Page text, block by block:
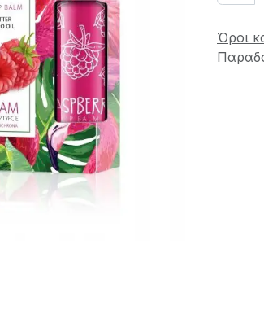
Όροι